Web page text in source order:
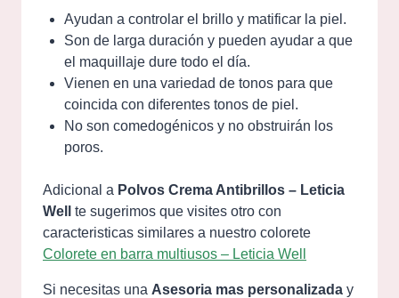
Ayudan a controlar el brillo y matificar la piel.
Son de larga duración y pueden ayudar a que
el maquillaje dure todo el día.
Vienen en una variedad de tonos para que
coincida con diferentes tonos de piel.
No son comedogénicos y no obstruirán los
poros.
Adicional a Polvos Crema Antibrillos – Leticia
Well te sugerimos que visites otro con
caracteristicas similares a nuestro colorete
Colorete en barra multiusos – Leticia Well
Si necesitas una Asesoria mas personalizada y